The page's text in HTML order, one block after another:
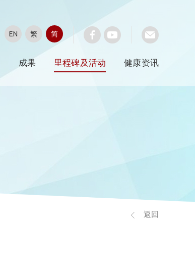
EN 繁 简
成果 里程碑及活动 健康资讯
返回